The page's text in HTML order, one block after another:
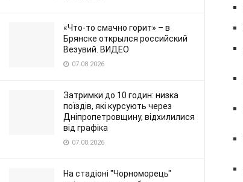
«Что-то смачно горит» – в
Брянске открылся российский
Везувий. ВИДЕО
07.08.2026
Затримки до 10 годин: низка
поїздів, які курсують через
Дніпропетровщину, відхилилися
від графіка
07.08.2026
На стадіоні "Чорноморець"